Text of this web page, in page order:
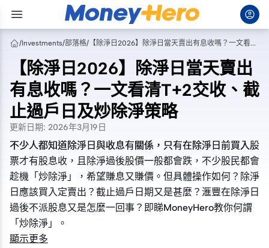
/Investments/部落格/ 【除淨日2026】除淨日當天賣出有息收嗎？一文看清T+2交收、截止過戶日及炒除淨策略
【除淨日2026】除淨日當天賣出
有息收嗎？一文看清T+2交收、截
止過戶日及炒除淨策略
更新日期: 2026年3月19日
不少人都知道除淨日與收息有關係，只有在除淨日前買入股
票才有股息收，且除淨過後股價一般都會跌，不少股民都會
趁機「炒除淨」，希望賺息又賺價。但具體操作如何？除淨
日應該買入定賣出？截止過戶日期又是甚麼？滙豐在除淨日
過後不派股息又是怎麼一回事？即睇MoneyHero教你何謂
「炒除淨」。
不少人都知道除淨日與收息有關係，只有在除淨日前買入股
票才有股息收，且除淨過後股價一般都會跌，不少股民都會
趁機「炒除淨」，希望賺息又賺價。但具體操作如何？除淨
日應該買入定賣出？截止過戶日期又是甚麼？滙豐在除淨日
過後不派股息又是怎麼一回事？即睇MoneyHero教你何謂
「炒除淨」。
顯示更多